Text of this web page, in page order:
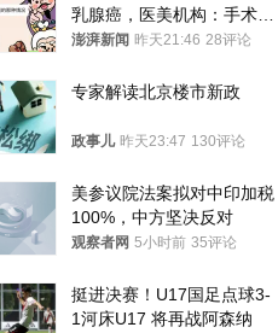
乳腺癌，医美机构：手术不
可能引发癌症，建议走司法
澎湃新闻 昨天21:46 28评论
专家解读北京楼市新政
政事儿 昨天23:47 130评论
美参议院法案拟对中印加税
100%，中方坚决反对
观察者网 5小时前 35评论
挺进决赛！U17国足点球3-
1河床U17 将再战阿森纳